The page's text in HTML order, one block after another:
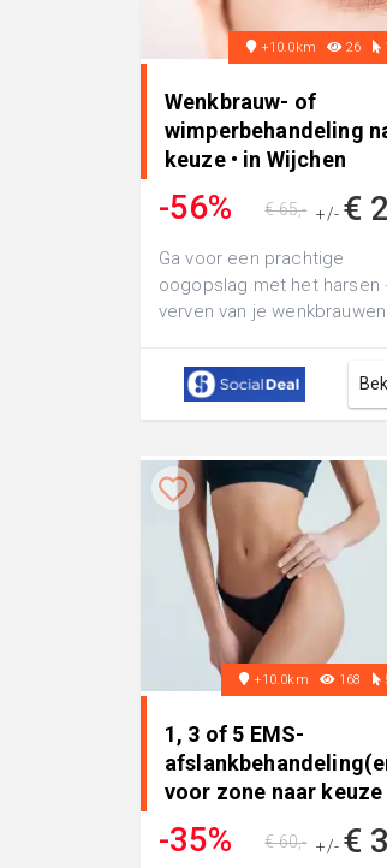
+10.0km 26
Wenkbrauw- of
wimperbehandeling
keuze • in Wijchen
-56% +/- €
€ 65,-
Ga voor een prachtige
oogopslag met het harsen
verven van je
Lounge: of kies...
+10.0km 168
1, 3 of 5 EMS-
voor zone naar keuze
-35% +/- €
€ 60,-